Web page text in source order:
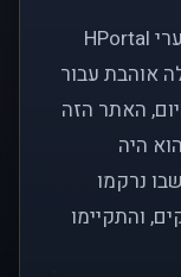
לפני כמעט שני עשורים, פתחנו את שערי HPortal
אוהבת עבור
האתר הזה
היה
נרקמו
והתקיימו